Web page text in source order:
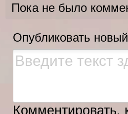
Пока не было
Опубликовать
Комментировать,